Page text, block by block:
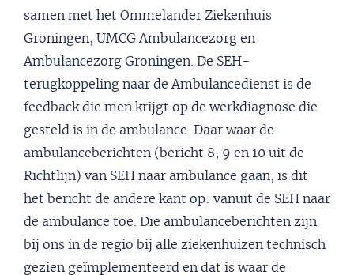
samen met het Ommelander Ziekenhuis
Groningen, UMCG Ambulancezorg en
Ambulancezorg Groningen. De SEH-
terugkoppeling naar de Ambulancedienst is de
feedback die men krijgt op de werkdiagnose die
gesteld is in de ambulance. Daar waar de
ambulanceberichten (bericht 8, 9 en 10 uit de
Richtlijn) van SEH naar ambulance gaan, is dit
het bericht de andere kant op: vanuit de SEH naar
de ambulance toe. Die ambulanceberichten zijn
bij ons in de regio bij alle ziekenhuizen technisch
gezien geïmplementeerd en dat is waar de